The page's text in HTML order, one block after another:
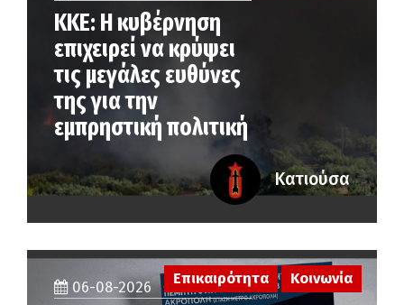
ΚΚΕ: Η κυβέρνηση
επιχειρεί να κρύψει
τις μεγάλες ευθύνες
της για την
εμπρηστική πολιτική
Κατιούσα
06-08-2026
Επικαιρότητα Κοινωνία